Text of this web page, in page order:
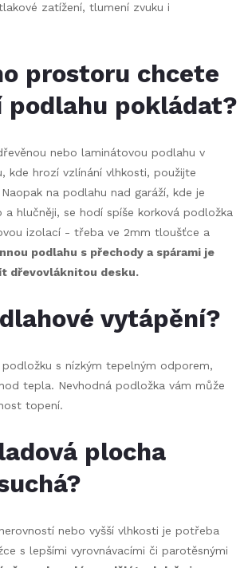
zatížení, tlumení zvuku i
prostoru chcete
podlahu pokládat?
nebo laminátovou podlahu v
kde hrozí vzlínání vlhkosti, použijte
na podlahu nad garáží, kde je
a hlučněji, se hodí spíše korková podložka
izolací - třeba ve 2mm tloušťce a
podlahu s přechody a spárami je
dřevovláknitou desku.
vytápění?
s nízkým tepelným odporem,
tepla. Nevhodná podložka vám může
topení.
plocha
nebo vyšší vlhkosti je potřeba
s lepšími vyrovnávacími či parotěsnými